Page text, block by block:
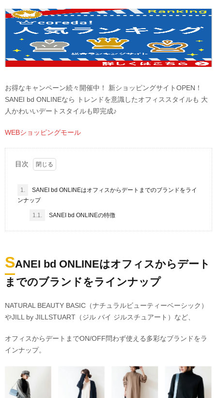
お得なキャンペーン続々開催中！ 新ショッピングサイトOPEN！
SANEI bd ONLINEなら トレンドを意識したオフィススタイルも 大
人かわいいデートスタイルも即完成♪
WEBショッピングモール
目次
1.
SANEI bd ONLINEはオフィスからデートまでのブランドをライ
ンナップ
1.1. SANEI bd ONLINEの特徴
SANEI bd ONLINEはオフィスからデート
までのブランドをラインナップ
NATURAL BEAUTY BASIC（ナチュラルビューティーベーシック）
やJILL by JILLSTUART（ジル バイ ジルスチュアート）など、
オフィスからデートまでON/OFF問わず使える多彩なブランドをラ
インナップ。